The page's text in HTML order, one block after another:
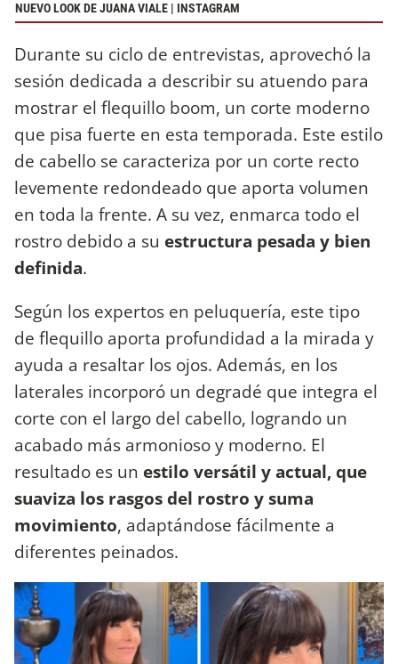
NUEVO LOOK DE JUANA VIALE | INSTAGRAM
Durante su ciclo de entrevistas, aprovechó la
sesión dedicada a describir su atuendo para
mostrar el flequillo boom, un corte moderno
que pisa fuerte en esta temporada. Este estilo
de cabello se caracteriza por un corte recto
levemente redondeado que aporta volumen
en toda la frente. A su vez, enmarca todo el
rostro debido a su estructura pesada y bien
definida.
Según los expertos en peluquería, este tipo
de flequillo aporta profundidad a la mirada y
ayuda a resaltar los ojos. Además, en los
laterales incorporó un degradé que integra el
corte con el largo del cabello, logrando un
acabado más armonioso y moderno. El
resultado es un estilo versátil y actual, que
suaviza los rasgos del rostro y suma
movimiento, adaptándose fácilmente a
diferentes peinados.